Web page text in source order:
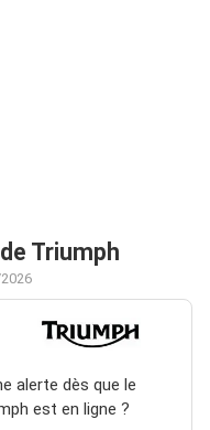
Triumph
alerte dès que le
est en ligne ?